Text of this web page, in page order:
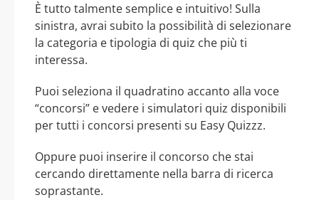
È tutto talmente semplice e intuitivo! Sulla
sinistra, avrai subito la possibilità di selezionare
la categoria e tipologia di quiz che più ti
interessa.
Puoi seleziona il quadratino accanto alla voce
“concorsi” e vedere i simulatori quiz disponibili
per tutti i concorsi presenti su Easy Quizzz.
Oppure puoi inserire il concorso che stai
cercando direttamente nella barra di ricerca
soprastante.